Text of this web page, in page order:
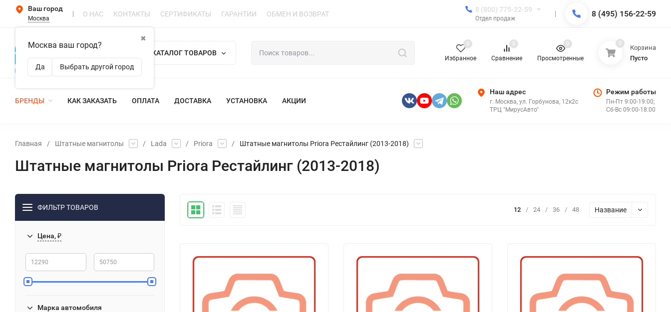
Ваш город
Москва
✖
Москва ваш город?
Да Выбрать другой город
О НАС КОНТАКТЫ СЕРТИФИКАТЫ ГАРАНТИИ ОБМЕН И ВОЗВРАТ
8 (800) 775-22-59
Отдел продаж 8 (495) 156-22-59
КАТАЛОГ ТОВАРОВ
Избранное
0
Сравнение
0
Просмотренные
0 0
Корзина
Пусто
БРЕНДЫ КАК ЗАКАЗАТЬ ОПЛАТА ДОСТАВКА УСТАНОВКА АКЦИИ
Наш адрес
г. Москва, ул. Горбунова, 12к2с
ТРЦ "МирусАвто"
Режим работы
Пн-Пт 9:00-19:00;
Сб-Вс 09:00-18:00
Главная / Штатные магнитолы / Lada / Priora / Штатные магнитолы Priora Рестайлинг (2013-2018)
Штатные магнитолы Priora Рестайлинг (2013-2018)
ФИЛЬТР ТОВАРОВ
Цена, ₽
Марка автомобиля
12 / 24 / 36 / 48 Название